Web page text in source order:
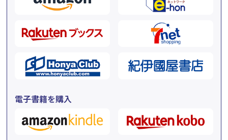
電子書籍を購入